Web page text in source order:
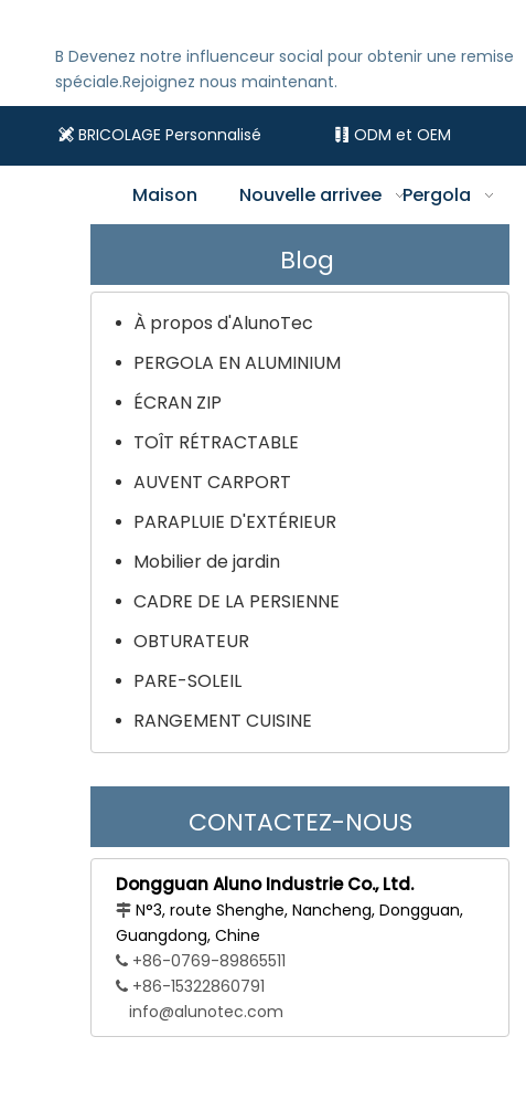
B Devenez notre influenceur social pour obtenir une remise
spéciale.Rejoignez nous maintenant.
 BRICOLAGE Personnalisé  ODM et OEM
Maison Nouvelle arrivee Pergola
Blog
À propos d'AlunoTec
PERGOLA EN ALUMINIUM
ÉCRAN ZIP
TOÎT RÉTRACTABLE
AUVENT CARPORT
PARAPLUIE D'EXTÉRIEUR
Mobilier de jardin
CADRE DE LA PERSIENNE
OBTURATEUR
PARE-SOLEIL
RANGEMENT CUISINE
CONTACTEZ-NOUS
Dongguan Aluno Industrie Co., Ltd.
 N°3, route Shenghe, Nancheng, Dongguan,
Guangdong, Chine
 +86-0769-89865511
 +86-15322860791
info@alunotec.com